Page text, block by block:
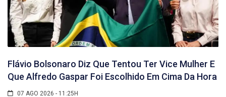
Flávio Bolsonaro Diz Que Tentou Ter Vice Mulher E
Que Alfredo Gaspar Foi Escolhido Em Cima Da Hora
07 AGO 2026 - 11:25H